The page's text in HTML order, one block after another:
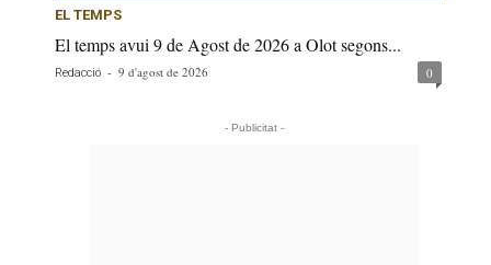
EL TEMPS
El temps avui 9 de Agost de 2026 a Olot segons...
Redacció - 9 d'agost de 2026 0
- Publicitat -